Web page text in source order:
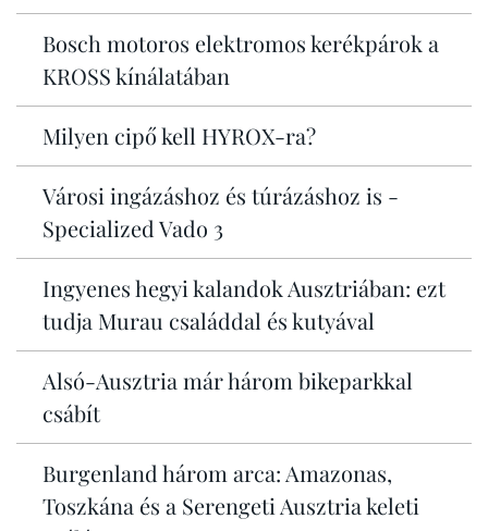
Bosch motoros elektromos kerékpárok a
KROSS kínálatában
Milyen cipő kell HYROX-ra?
Városi ingázáshoz és túrázáshoz is -
Specialized Vado 3
Ingyenes hegyi kalandok Ausztriában: ezt
tudja Murau családdal és kutyával
Alsó-Ausztria már három bikeparkkal
csábít
Burgenland három arca: Amazonas,
Toszkána és a Serengeti Ausztria keleti